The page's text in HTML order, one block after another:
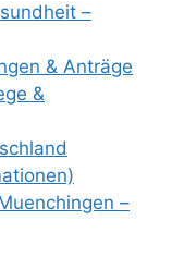
–
& Anträge
&
–